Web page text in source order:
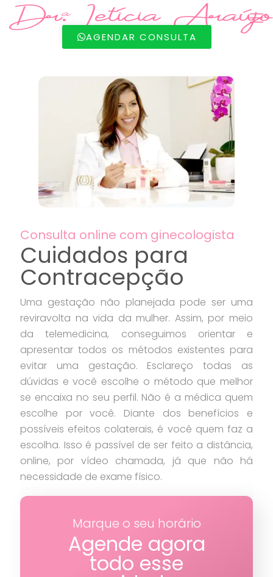
AGENDAR CONSULTA
Consulta online com ginecologista
Cuidados para
Contracepção
Uma gestação não planejada pode ser uma
reviravolta na vida da mulher. Assim, por meio
da telemedicina, conseguimos orientar e
apresentar todos os métodos existentes para
evitar uma gestação. Esclareço todas as
dúvidas e você escolhe o método que melhor
se encaixa no seu perfil. Não é a médica quem
escolhe por você. Diante dos benefícios e
possíveis efeitos colaterais, é você quem faz a
escolha. Isso é passível de ser feito a distância,
online, por vídeo chamada, já que não há
necessidade de exame físico.
Marque o seu horário
Agende agora
todo esse